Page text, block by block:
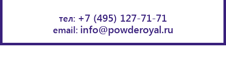
тел: +7 (495) 127-71-71
email: info@powderoyal.ru